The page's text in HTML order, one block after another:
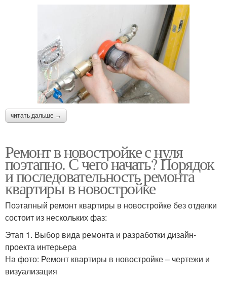
читать дальше →
Ремонт в новостройке с нуля
поэтапно. С чего начать? Порядок
и последовательность ремонта
квартиры в новостройке
Поэтапный ремонт квартиры в новостройке без отделки
состоит из нескольких фаз:
Этап 1. Выбор вида ремонта и разработки дизайн-
проекта интерьера
На фото: Ремонт квартиры в новостройке – чертежи и
визуализация